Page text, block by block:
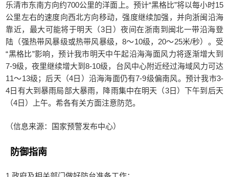
乐清市东南方向约700公里的洋面上。预计“黑格比”将以每小时15
公里左右的速度向西北方向移动，强度继续加强，并向浙闽沿海
靠近，最大可能将于明天（3日）夜间在浙南到闽北一带沿海登
陆（强热带风暴级或热带风暴级，8～10级，20～25米/秒）。受
“黑格比”影响，预计我市明天中午起沿海海面风力将逐渐增大到
7-9级，夜里继续增大到8-10级，台风中心附近经过海域风力可达
11～13级；后天（4日）沿海海面仍有7-9级偏南风。预计我市3-
4日有大到暴雨局部大暴雨，降雨集中在明天（3日）下午到后天
（4日）上午。希各有关方面注意防范。
（信息来源：国家预警发布中心）
防御指南